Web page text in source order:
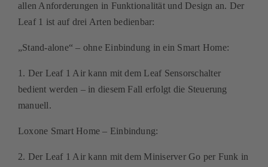
Lüftungskonzept
Businesspartner
allen Anforderungen in Funktionalität und Design an. Der
Leaf 1 ist auf drei Arten bedienbar:
„Stand-alone“ – ohne Einbindung in ein Smart Home:
1. Der Leaf 1 Air kann mit dem Leaf Sensorschalter
bedient werden – in diesem Fall erfolgt die Steuerung
manuell.
Loxone Smart Home – Einbindung:
2. Der Leaf 1 Air kann mit dem Miniserver Go per Funk in